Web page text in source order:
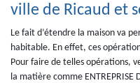
ville de Ricaud et
Le fait d’étendre la maison va
habitable. En effet, ces
Pour faire de telles opérations,
la matière comme ENTREPRISE